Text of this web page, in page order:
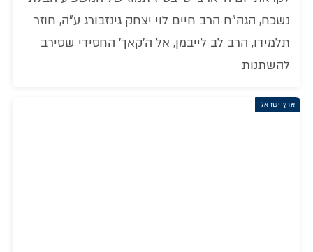
נשכח, הגה"ח הרב חיים לוי יצחק גינזבורג ע"ה, חוזר
תלמידו, הרב לב לייבמן, אל ה'קאך' החסידי שסירב
להשתנות
ארץ ישראל